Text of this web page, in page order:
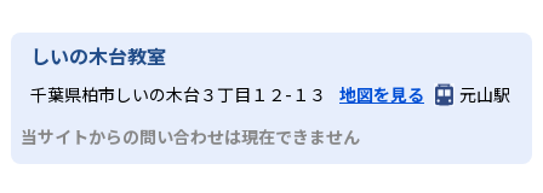
しいの木台教室
千葉県柏市しいの木台３丁目１２-１３ 地図を見る
元山駅
当サイトからの問い合わせは現在できません